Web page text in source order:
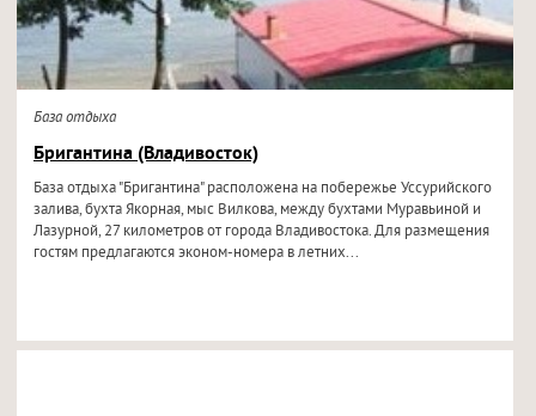
База отдыха
Бригантина (Владивосток)
База отдыха "Бригантина" расположена на побережье Уссурийского
залива, бухта Якорная, мыс Вилкова, между бухтами Муравьиной и
Лазурной, 27 километров от города Владивостока. Для размещения
гостям предлагаются эконом-номера в летних...